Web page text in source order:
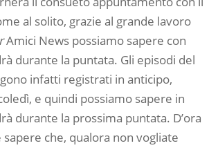
al solito, grazie al grande lavoro
Amici News possiamo sapere con
durante la puntata. Gli episodi del
infatti registrati in anticipo,
e quindi possiamo sapere in
durante la prossima puntata. D’ora
che, qualora non vogliate